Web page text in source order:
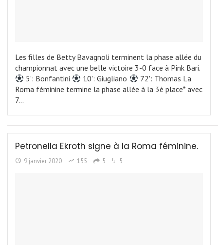
Les filles de Betty Bavagnoli terminent la phase allée du
championnat avec une belle victoire 3-0 face à Pink Bari.
5': Bonfantini
10': Giugliano
72': Thomas La
Roma féminine termine la phase allée à la 3è place* avec
7…
Petronella Ekroth signe à la Roma féminine.
9 janvier 2020 155 5 5